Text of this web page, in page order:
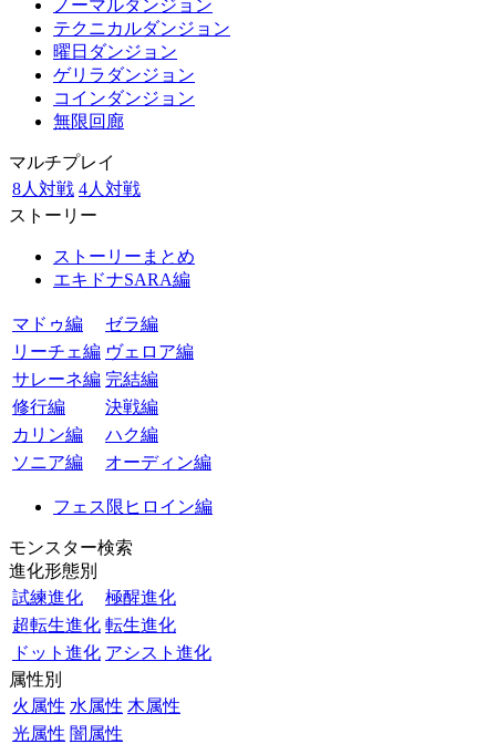
ノーマルダンジョン
テクニカルダンジョン
曜日ダンジョン
ゲリラダンジョン
コインダンジョン
無限回廊
マルチプレイ
8人対戦 4人対戦
ストーリー
ストーリーまとめ
エキドナSARA編
マドゥ編
ゼラ編
リーチェ編 ヴェロア編
サレーネ編 完結編
修行編
決戦編
カリン編
ハク編
ソニア編
オーディン編
フェス限ヒロイン編
モンスター検索
進化形態別
試練進化
極醒進化
超転生進化 転生進化
ドット進化 アシスト進化
属性別
火属性 水属性 木属性
光属性 闇属性